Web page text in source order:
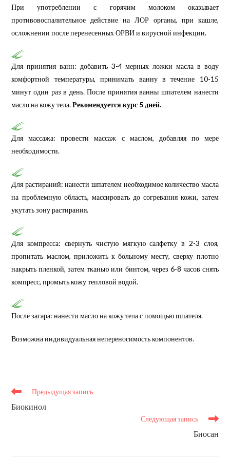
При употреблении с горячим молоком оказывает
противовоспалительное действие на ЛОР органы, при кашле,
осложнении после перенесенных ОРВИ и вирусной инфекции.
Для принятия ванн: добавить 3-4 мерных ложки масла в воду
комфортной температуры, принимать ванну в течение 10-15
минут один раз в день. После принятия ванны шпателем нанести
масло на кожу тела.Рекомендуется курс 5 дней.
Для массажа: провести массаж с маслом, добавляя по мере
необходимости.
Для растираний: нанести шпателем необходимое количество масла
на проблемную область, массировать до согревания кожи, затем
укутать зону растирания.
Для компресса: свернуть чистую мягкую салфетку в 2-3 слоя,
пропитать маслом, приложить к больному месту, сверху плотно
накрыть пленкой, затем тканью или бинтом, через 6-8 часов снять
компресс, промыть кожу тепловой водой.
После загара: нанести масло на кожу тела с помощью шпателя.
Возможна индивидуальная непереносимость компонентов.
Еще
Предыдущая запись
Биокинол
Следующая запись
Биосан